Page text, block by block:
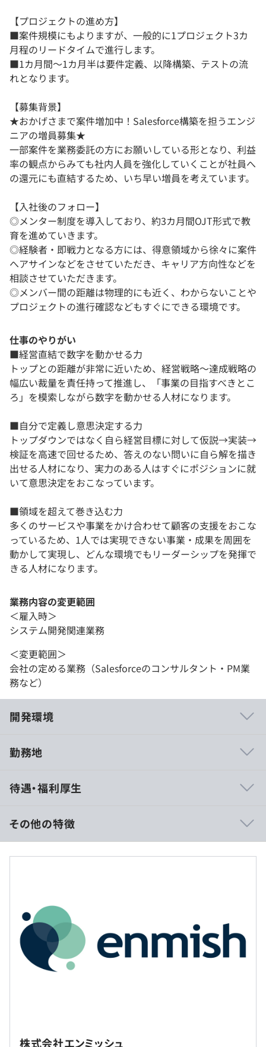
【プロジェクトの進め方】
■案件規模にもよりますが、一般的に1プロジェクト3カ
月程のリードタイムで進行します。
■1カ月間～1カ月半は要件定義、以降構築、テストの流
れとなります。
【募集背景】
★おかげさまで案件増加中！Salesforce構築を担うエンジ
ニアの増員募集★
一部案件を業務委託の方にお願いしている形となり、利益
率の観点からみても社内人員を強化していくことが社員へ
の還元にも直結するため、いち早い増員を考えています。
【入社後のフォロー】
◎メンター制度を導入しており、約3カ月間OJT形式で教
育を進めていきます。
◎経験者・即戦力となる方には、得意領域から徐々に案件
へアサインなどをさせていただき、キャリア方向性などを
相談させていただきます。
◎メンバー間の距離は物理的にも近く、わからないことや
プロジェクトの進行確認などもすぐにできる環境です。
仕事のやりがい
■経営直結で数字を動かせる力
トップとの距離が非常に近いため、経営戦略〜達成戦略の
幅広い裁量を責任持って推進し、「事業の目指すべきとこ
ろ」を模索しながら数字を動かせる人材になります。
■自分で定義し意思決定する力
トップダウンではなく自ら経営目標に対して仮説→実装→
検証を高速で回せるため、答えのない問いに自ら解を描き
出せる人材になり、実力のある人はすぐにポジションに就
いて意思決定をおこなっています。
■領域を超えて巻き込む力
多くのサービスや事業をかけ合わせて顧客の支援をおこな
っているため、1人では実現できない事業・成果を周囲を
動かして実現し、どんな環境でもリーダーシップを発揮で
きる人材になります。
業務内容の変更範囲
＜雇入時＞
システム開発関連業務
＜変更範囲＞
会社の定める業務（Salesforceのコンサルタント・PM業
務など）
開発環境
す！
Salesforceより直接、案件の相談をいただけます。
業界問わず幅広い案件をお任せいただいているため、経験
したことない業界や分野の案件知識も高めていけます。
また、SalesforceだけにとどまらずIT人材としての成長を
◆マーケティングオートメーションサービスの新規立ち上
げ支援
◆既存管理システムからSalesforce商品への移行支援
勤務地
※原則出社としていますが、相談の上リモート勤務をされ
待遇・福利厚生
【年収600万～1000万の事例の場合】
■賃金形態：年俸制
■月給：約50万〜83万円（固定残業代を含む）
・基本給：約38万～64万円
・固定残業代：40時間分、約12万～20万円（超過分は別
途支給）
その他の特徴
株式会社エンミッシュ